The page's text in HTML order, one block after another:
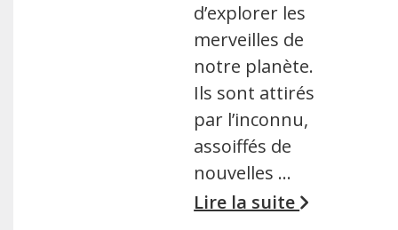
d’explorer les
merveilles de
notre planète.
Ils sont attirés
par l’inconnu,
assoiffés de
nouvelles …
Lire la suite